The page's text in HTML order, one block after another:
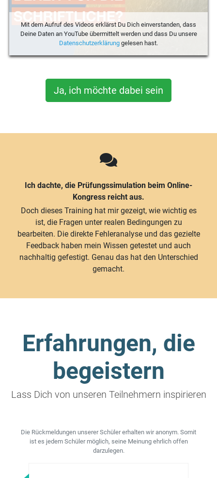
Mit dem Aufruf des Videos erklärst Du Dich einverstanden, dass
Deine Daten an YouTube übermittelt werden und dass Du unsere
Datenschutzerklärung gelesen hast.
Ja, ich möchte dabei sein
Ich dachte, die Prüfungssimulation beim Online-
Kongress reicht aus.
Doch dieses Training hat mir gezeigt, wie wichtig es
ist, die Fragen unter realen Bedingungen zu
bearbeiten. Die direkte Fehleranalyse und das gezielte
Feedback haben mein Wissen getestet und auch
nachhaltig gefestigt. Genau das hat den Unterschied
gemacht.
Erfahrungen, die
begeistern
Lass Dich von unseren Teilnehmern inspirieren
Die Rückmeldungen unserer Schüler erhalten wir anonym. Somit
ist es jedem Schüler möglich, seine Meinung ehrlich offen
darzulegen.